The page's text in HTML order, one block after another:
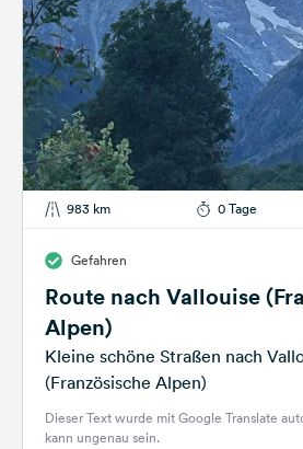
983 km 0 Tage
Gefahren
Route nach Vallouise
Alpen)
Kleine schöne Straßen nach
(Französische Alpen)
Dieser Text wurde mit Google Translate
kann ungenau sein.